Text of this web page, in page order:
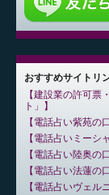
おすすめサイトリ
建設業の許可票
ト」
電話占い紫苑の
電話占いミーシ
電話占い陸奥の
電話占い法蓮の
電話占いヴェル